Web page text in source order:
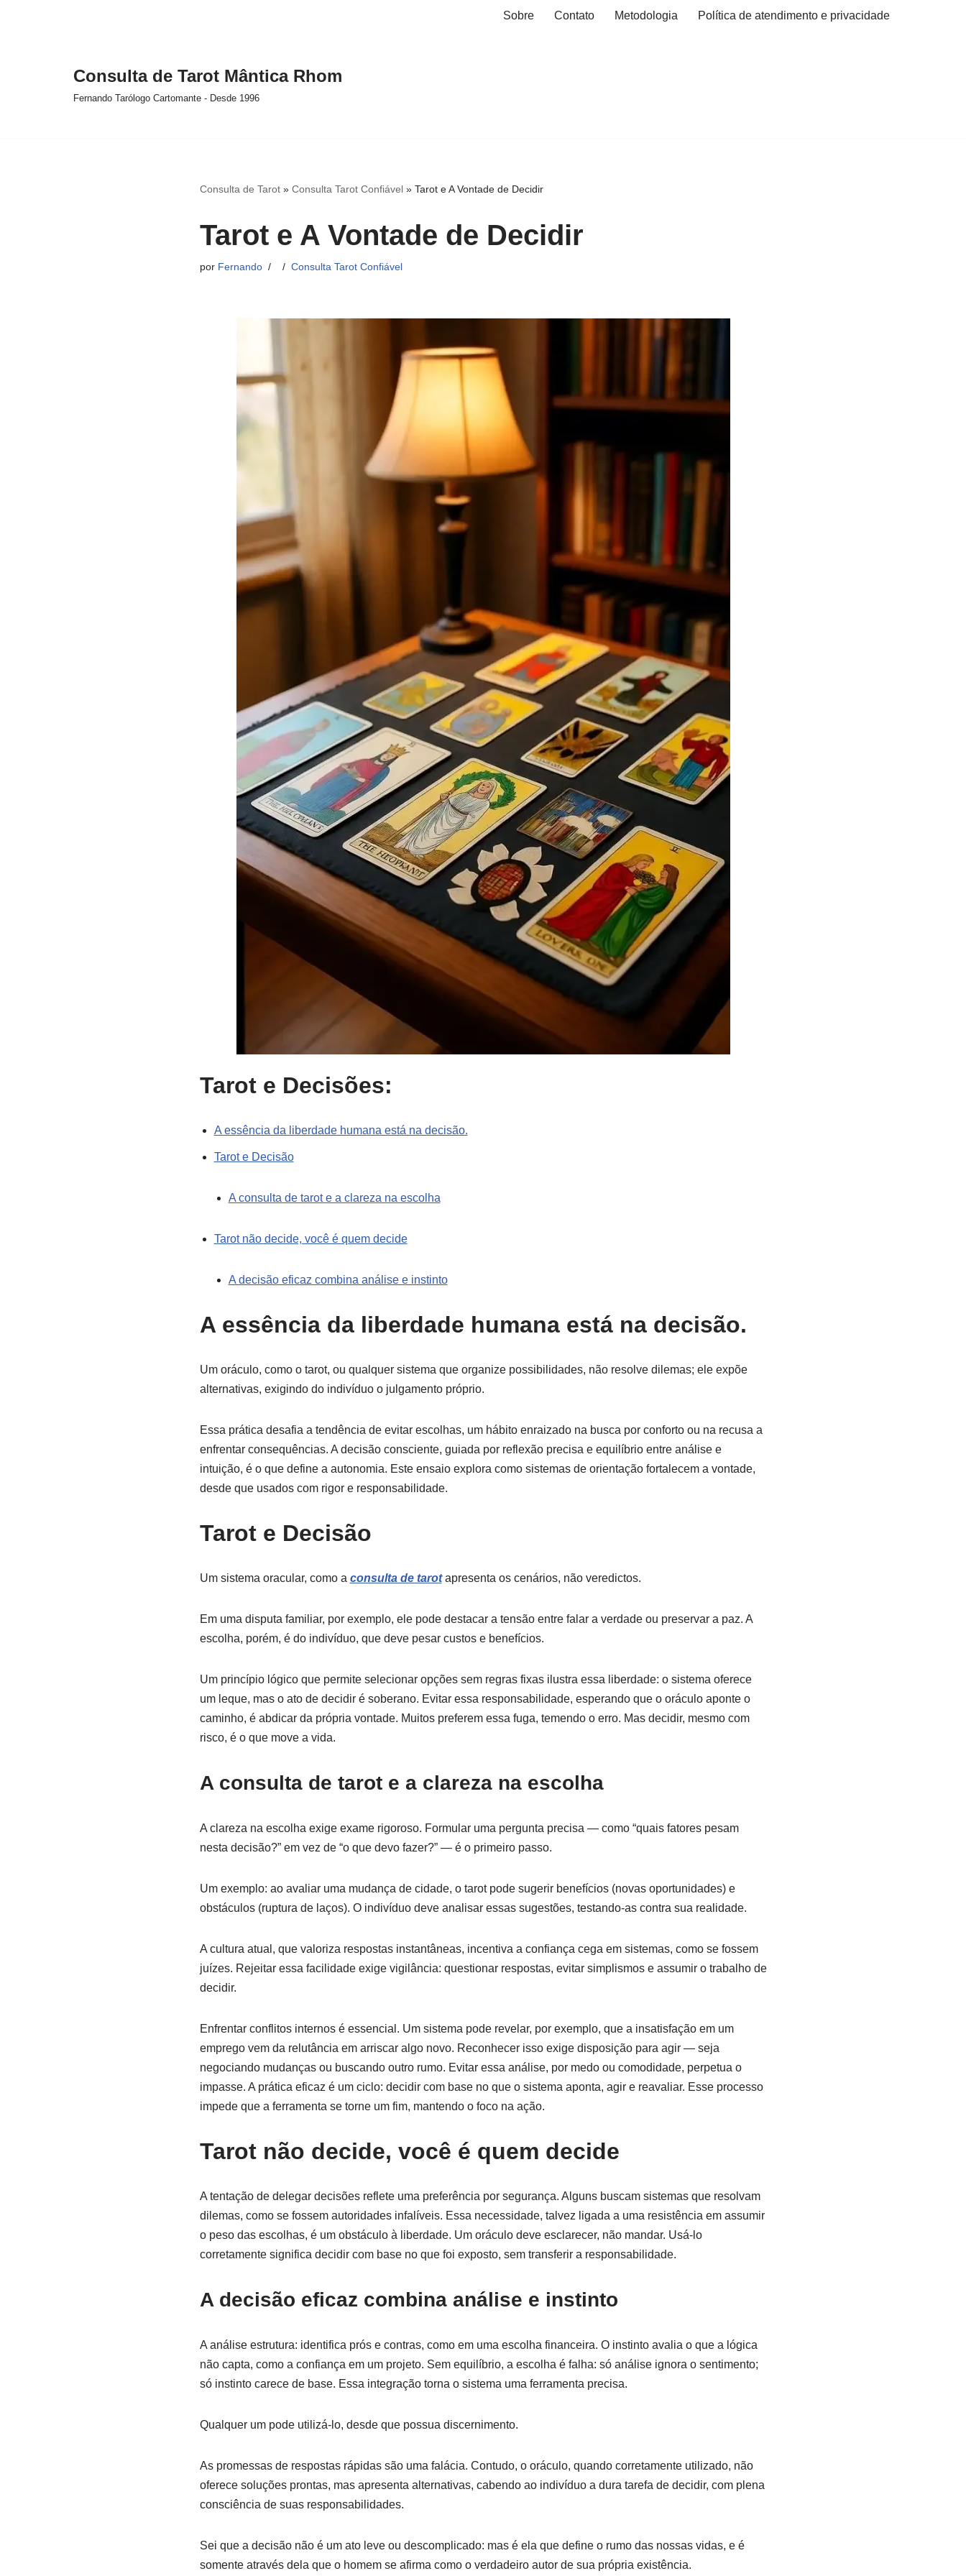
Sobre Contato Metodologia Política de atendimento e privacidade
Consulta de Tarot Mântica Rhom
Fernando Tarólogo Cartomante - Desde 1996
Consulta de Tarot» Consulta Tarot Confiável» Tarot e A Vontade de Decidir
Tarot e A Vontade de Decidir
por Fernando Consulta Tarot Confiável
Tarot e Decisões:
A essência da liberdade humana está na decisão.
Tarot e Decisão
A consulta de tarot e a clareza na escolha
Tarot não decide, você é quem decide
A decisão eficaz combina análise e instinto
A essência da liberdade humana está na decisão.
Um oráculo, como o tarot, ou qualquer sistema que organize possibilidades, não resolve dilemas; ele expõe
alternativas, exigindo do indivíduo o julgamento próprio.
Essa prática desafia a tendência de evitar escolhas, um hábito enraizado na busca por conforto ou na recusa a
enfrentar consequências. A decisão consciente, guiada por reflexão precisa e equilíbrio entre análise e
intuição, é o que define a autonomia. Este ensaio explora como sistemas de orientação fortalecem a vontade,
desde que usados com rigor e responsabilidade.
Tarot e Decisão
Um sistema oracular, como a consulta de tarotapresenta os cenários, não veredictos.
Em uma disputa familiar, por exemplo, ele pode destacar a tensão entre falar a verdade ou preservar a paz. A
escolha, porém, é do indivíduo, que deve pesar custos e benefícios.
Um princípio lógico que permite selecionar opções sem regras fixas ilustra essa liberdade: o sistema oferece
um leque, mas o ato de decidir é soberano. Evitar essa responsabilidade, esperando que o oráculo aponte o
caminho, é abdicar da própria vontade. Muitos preferem essa fuga, temendo o erro. Mas decidir, mesmo com
risco, é o que move a vida.
A consulta de tarot e a clareza na escolha
A clareza na escolha exige exame rigoroso. Formular uma pergunta precisa — como “quais fatores pesam
nesta decisão?” em vez de “o que devo fazer?” — é o primeiro passo.
Um exemplo: ao avaliar uma mudança de cidade, o tarot pode sugerir benefícios (novas oportunidades) e
obstáculos (ruptura de laços). O indivíduo deve analisar essas sugestões, testando-as contra sua realidade.
A cultura atual, que valoriza respostas instantâneas, incentiva a confiança cega em sistemas, como se fossem
juízes. Rejeitar essa facilidade exige vigilância: questionar respostas, evitar simplismos e assumir o trabalho de
decidir.
Enfrentar conflitos internos é essencial. Um sistema pode revelar, por exemplo, que a insatisfação em um
emprego vem da relutância em arriscar algo novo. Reconhecer isso exige disposição para agir — seja
negociando mudanças ou buscando outro rumo. Evitar essa análise, por medo ou comodidade, perpetua o
impasse. A prática eficaz é um ciclo: decidir com base no que o sistema aponta, agir e reavaliar. Esse processo
impede que a ferramenta se torne um fim, mantendo o foco na ação.
Tarot não decide, você é quem decide
A tentação de delegar decisões reflete uma preferência por segurança. Alguns buscam sistemas que resolvam
dilemas, como se fossem autoridades infalíveis. Essa necessidade, talvez ligada a uma resistência em assumir
o peso das escolhas, é um obstáculo à liberdade. Um oráculo deve esclarecer, não mandar. Usá-lo
corretamente significa decidir com base no que foi exposto, sem transferir a responsabilidade.
A decisão eficaz combina análise e instinto
A análise estrutura: identifica prós e contras, como em uma escolha financeira. O instinto avalia o que a lógica
não capta, como a confiança em um projeto. Sem equilíbrio, a escolha é falha: só análise ignora o sentimento;
só instinto carece de base. Essa integração torna o sistema uma ferramenta precisa.
Qualquer um pode utilizá-lo, desde que possua discernimento.
As promessas de respostas rápidas são uma falácia. Contudo, o oráculo, quando corretamente utilizado, não
oferece soluções prontas, mas apresenta alternativas, cabendo ao indivíduo a dura tarefa de decidir, com plena
consciência de suas responsabilidades.
Sei que a decisão não é um ato leve ou descomplicado: mas é ela que define o rumo das nossas vidas, e é
somente através dela que o homem se afirma como o verdadeiro autor de sua própria existência.